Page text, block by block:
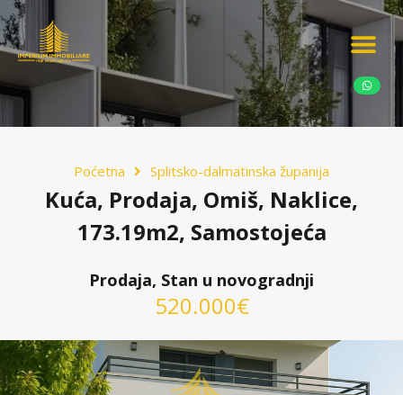
Poćetna Splitsko-dalmatinska županija
Kuća, Prodaja, Omiš, Naklice,
173.19m2, Samostojeća
Prodaja, Stan u novogradnji
520.000€